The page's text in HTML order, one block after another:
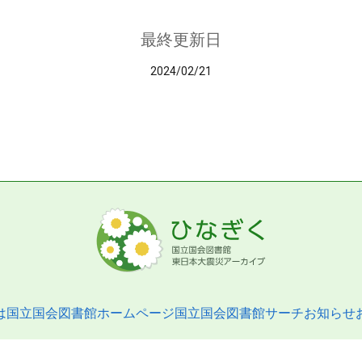
最終更新日
2024/02/21
国立国会図書館ホームページ国立国会図書館サーチお知らせ